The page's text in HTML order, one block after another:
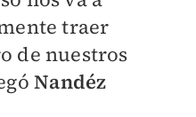
traer
de nuestros
Nandéz